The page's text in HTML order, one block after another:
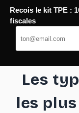
Passer
au
contenu
TaqTaq
Les
les
Recois le kit TPE :
fiscales